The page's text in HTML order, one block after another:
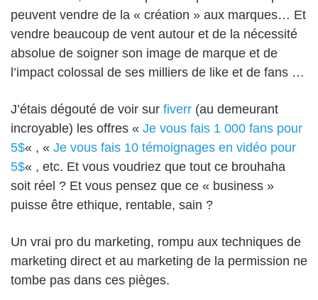
peuvent vendre de la « création » aux marques… Et
vendre beaucoup de vent autour et de la nécessité
absolue de soigner son image de marque et de
l’impact colossal de ses milliers de like et de fans …
J’étais dégouté de voir sur fiverr (au demeurant
incroyable) les offres « Je vous fais 1 000 fans pour
5$« , « Je vous fais 10 témoignages en vidéo pour
5$« , etc. Et vous voudriez que tout ce brouhaha
soit réel ? Et vous pensez que ce « business »
puisse être ethique, rentable, sain ?
Un vrai pro du marketing, rompu aux techniques de
marketing direct et au marketing de la permission ne
tombe pas dans ces pièges.